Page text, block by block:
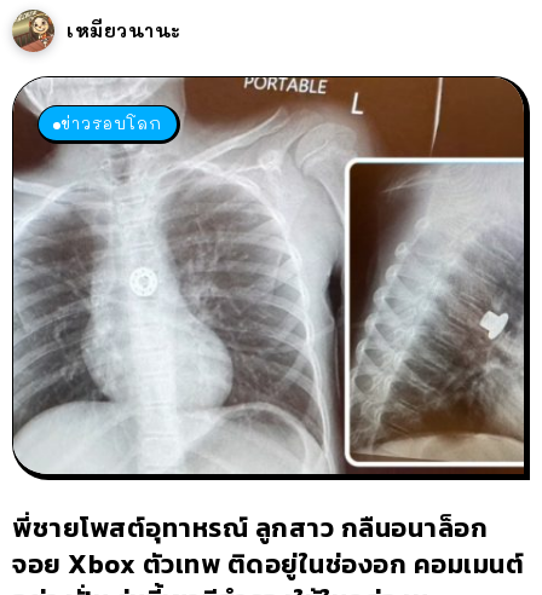
เหมียวนานะ
ข่าวรอบโลก
พี่ชายโพสต์อุทาหรณ์ ลูกสาว กลืนอนาล็อก
จอย Xbox ตัวเทพ ติดอยู่ในช่องอก คอมเมนต์